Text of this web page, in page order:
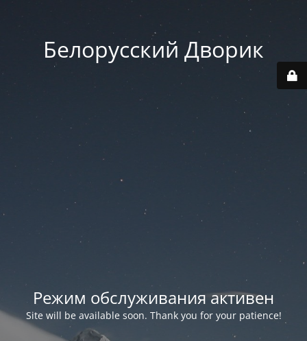
Белорусский Дворик
Режим обслуживания активен
Site will be available soon. Thank you for your patience!